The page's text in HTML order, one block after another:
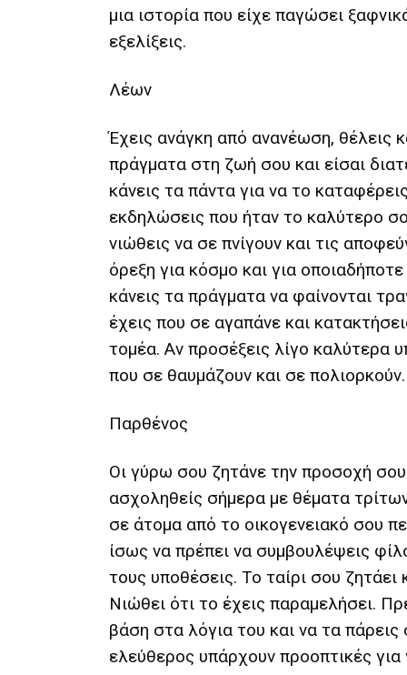
μια ιστορία που είχε παγώσει
εξελίξεις.
Λέων
Έχεις ανάγκη από ανανέωση, θέλεις
πράγματα στη ζωή σου και είσαι
κάνεις τα πάντα για να το
εκδηλώσεις που ήταν το καλύτερο
νιώθεις να σε πνίγουν και τις
όρεξη για κόσμο και για
κάνεις τα πράγματα να φαίνονται
έχεις που σε αγαπάνε και
τομέα. Αν προσέξεις λίγο καλύτερα
που σε θαυμάζουν και σε πολιορκούν.
Παρθένος
Οι γύρω σου ζητάνε την προσοχή
ασχοληθείς σήμερα με θέματα
σε άτομα από το οικογενειακό σου
ίσως να πρέπει να συμβουλέψεις
τους υποθέσεις. Το ταίρι σου
Νιώθει ότι το έχεις παραμελήσει.
βάση στα λόγια του και να τα πάρεις
ελεύθερος υπάρχουν προοπτικές για